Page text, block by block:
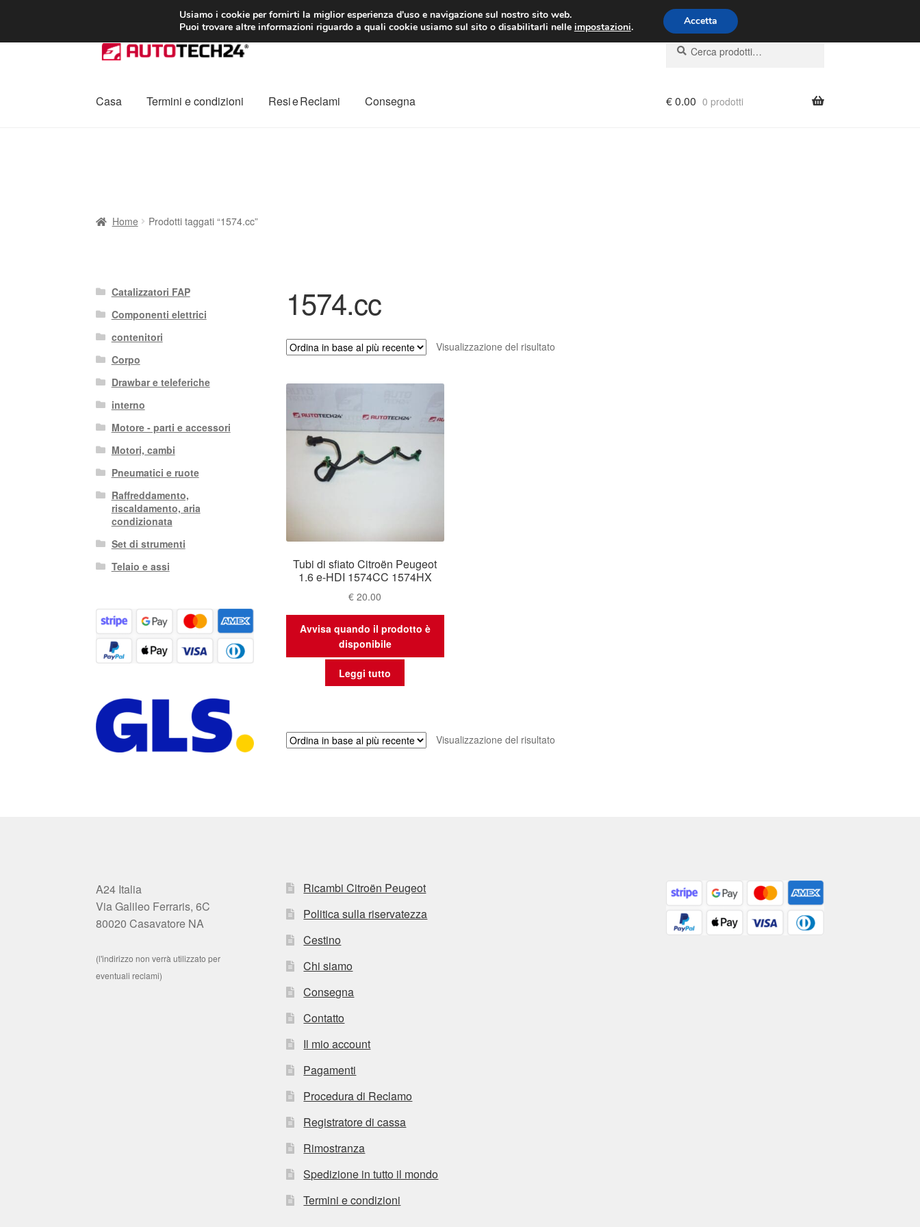
CONSEGNA da 7 EUR Lun-Ven 9:00 - 16:00 800 580 290
Vai
alla
Vai
al
Cerca:
Cerca
Casa Termini e condizioni Resi e Reclami Consegna €0.00 0 prodotti
Home Prodotti taggati “1574.cc”
1574.cc
Visualizzazione del risultato
Tubi di sfiato Citroën Peugeot
1.6 e-HDI 1574CC 1574HX
€ 20.00
Avvisa quando il prodotto è
disponibile
Leggi tutto
Visualizzazione del risultato
Catalizzatori FAP
Componenti elettrici
contenitori
Corpo
Drawbar e teleferiche
interno
Motore - parti e accessori
Motori, cambi
Pneumatici e ruote
Raffreddamento,
riscaldamento, aria
condizionata
Set di strumenti
Telaio e assi
A24 Italia
Via Galileo Ferraris, 6C
80020 Casavatore NA
(l'indirizzo non verrà utilizzato per
eventuali reclami)
Ricambi Citroën Peugeot
Politica sulla riservatezza
Cestino
Chi siamo
Consegna
Contatto
Il mio account
Pagamenti
Procedura di Reclamo
Registratore di cassa
Rimostranza
Spedizione in tutto il mondo
Termini e condizioni
Usiamo i cookie per fornirti la miglior esperienza d'uso e navigazione sul nostro sito web.
Puoi trovare altre informazioni riguardo a quali cookie usiamo sul sito o disabilitarli nelle impostazioni. Accetta